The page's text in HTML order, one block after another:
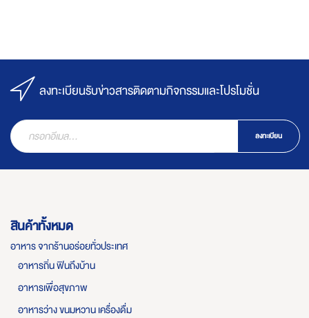
ลงทะเบียนรับข่าวสารติดตามกิจกรรมและโปรโมชั่น
ลงทะเบียน
สินค้าทั้งหมด
อาหาร จากร้านอร่อยทั่วประเทศ
อาหารถิ่น ฟินถึงบ้าน
อาหารเพื่อสุขภาพ
อาหารว่าง ขนมหวาน เครื่องดื่ม